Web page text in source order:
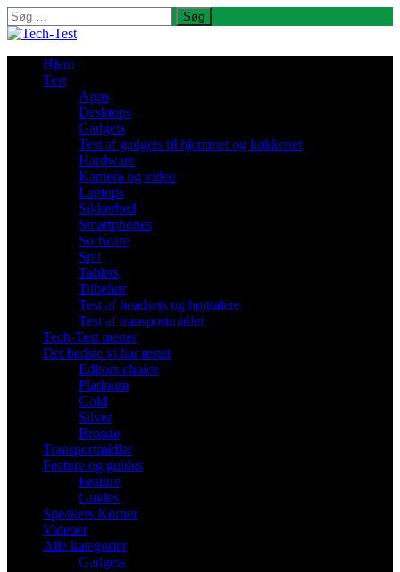
Søg
efter:
Hjem
Test
Apps
Desktops
Gadgets
Test af gadgets til hjemmet og køkkenet
Hardware
Kamera og video
Laptops
Sikkerhed
Smartphones
Software
Spil
Tablets
Tilbehør
Test af headsets og højttalere
Test af transportmidler
Tech-Test mener
Det bedste vi har testet
Editors choice
Platinum
Gold
Silver
Bronze
Transportmidler
Feature og guides
Feature
Guides
Speakers Korner
Videoer
Alle kategorier
Gadgets